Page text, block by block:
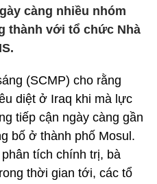
càng nhiều nhóm
thành với tổ chức Nhà
(SCMP) cho rằng
diệt ở Iraq khi mà lực
tiếp cận ngày càng gần
bố ở thành phố Mosul.
tích chính trị, bà
thời gian tới, các tổ